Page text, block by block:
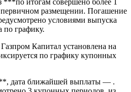
итогам совершено более 1
размещении. Погашение
условиями выпуска
по графику.
Капитал установлена на
по графику купонных
дата ближайшей выплаты — .